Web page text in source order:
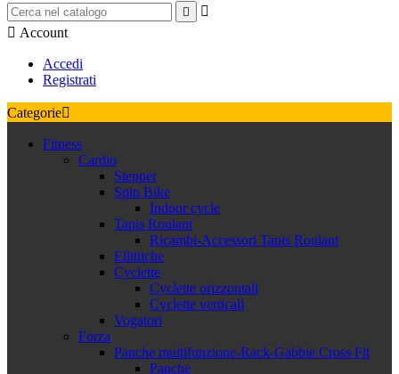


 Account
Accedi
Registrati
Categorie
Fitness
Cardio
Stepper
Spin Bike
Indoor cycle
Tapis Roulant
Ricambi-Accessori Tapis Roulant
Ellittiche
Cyclette
Cyclette orizzontali
Cyclette verticali
Vogatori
Forza
Panche multifunzione-Rack-Gabbie Cross Fit
Panche